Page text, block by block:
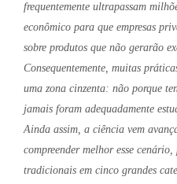
frequentemente ultrapassam
econômico para que empresas
sobre produtos que não gerarão
Consequentemente, muitas
uma zona cinzenta: não porque
jamais foram adequadamente
Ainda assim, a ciência vem
compreender melhor esse
tradicionais em cinco grandes